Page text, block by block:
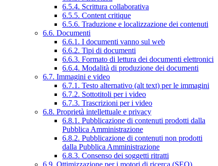
6.5.4. Scrittura collaborativa
6.5.5. Content critique
6.5.6. Traduzione e localizzazione dei contenuti
6.6. Documenti
6.6.1. I documenti vanno sul web
6.6.2. Tipi di documenti
6.6.3. Formato di lettura dei documenti elettronici
6.6.4. Modalità di produzione dei documenti
6.7. Immagini e video
6.7.1. Testo alternativo (alt text) per le immagini
6.7.2. Sottotitoli per i video
6.7.3. Trascrizioni per i video
6.8. Proprietà intellettuale e privacy
6.8.1. Pubblicazione di contenuti prodotti dalla
Pubblica Amministrazione
6.8.2. Pubblicazione di contenuti non prodotti
dalla Pubblica Amministrazione
6.8.3. Consenso dei soggetti ritratti
6.9. Ottimizzazione per i motori di ricerca (SEO)